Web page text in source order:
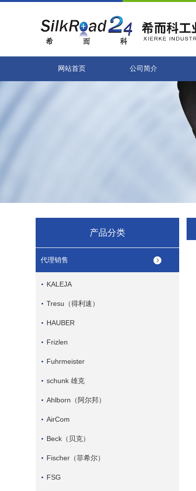
网站首页 公司简介
产品分类
代理销售
KALEJA
Tresu（得利速）
HAUBER
Frizlen
Fuhrmeister
schunk 雄克
Ahlborn（阿尔邦）
AirCom
Beck（贝克）
Fischer（菲希尔）
FSG